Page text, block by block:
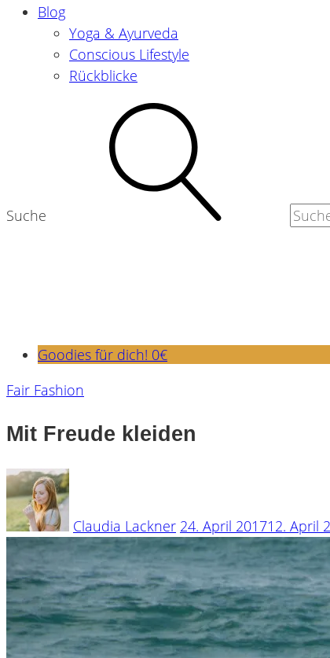
Blog
Yoga & Ayurveda
Conscious Lifestyle
Rückblicke
Suche
Goodies für dich! 0€
Fair Fashion
Mit Freude kleiden
Claudia Lackner 24. April 201712. April